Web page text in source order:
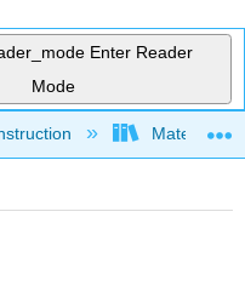
Enter Reader
Mode
global